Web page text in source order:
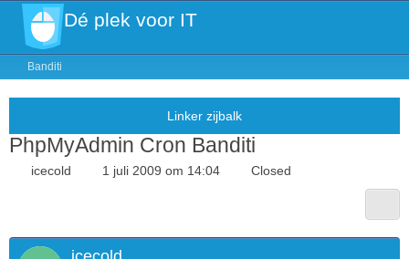
Dé plek voor IT
Banditi
PhpMyAdmin Cron Banditi
icecold 1 juli 2009 om 14:04 Closed